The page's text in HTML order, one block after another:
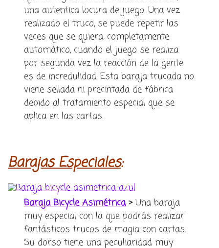
una autentica locura de juego. Una vez
realizado el truco, se puede repetir las
veces que se quiera, completamente
automático, cuando el juego se realiza
por segunda vez la reacción de la gente
es de incredulidad. Esta baraja trucada no
viene sellada ni precintada de fábrica
debido al tratamiento especial que se
aplica en las cartas.
Barajas Especiales:
Baraja Bicycle Asimétrica>Una baraja
muy especial con la que podrás realizar
fantásticos trucos de magia con cartas.
Su dorso tiene una peculiaridad muy